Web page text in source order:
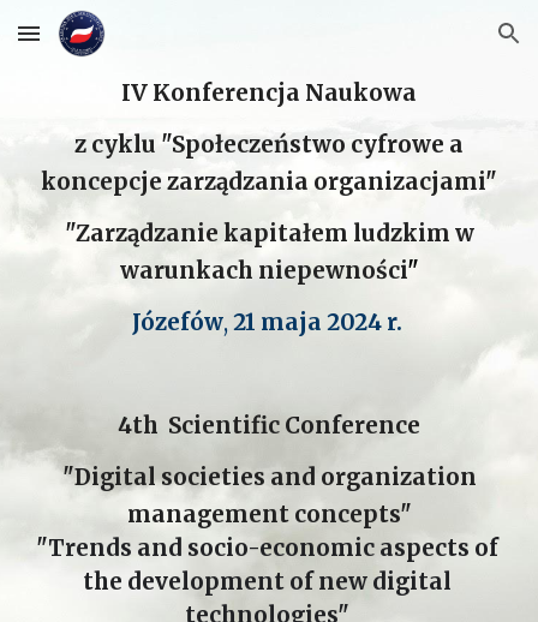
Skip to main content Skip to navigation
IV Konferencja Naukowa
z cyklu "Społeczeństwo cyfrowe a
koncepcje zarządzania organizacjami"
"Zarządzanie kapitałem ludzkim w
warunkach niepewności"
Józefów, 21 maja 2024 r.
4th Scientific Conference
"Digital societies and organization
management concepts"
"Trends and socio-economic aspects of
the development of new digital
technologies"